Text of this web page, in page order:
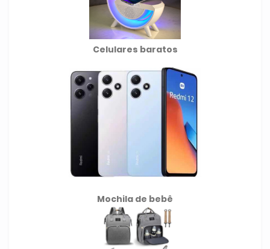
Celulares baratos
Mochila de bebê